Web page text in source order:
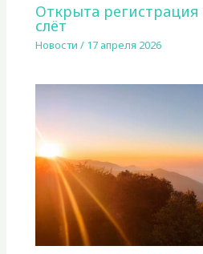
Открыта
слёт
Новости / 17 апреля 2026